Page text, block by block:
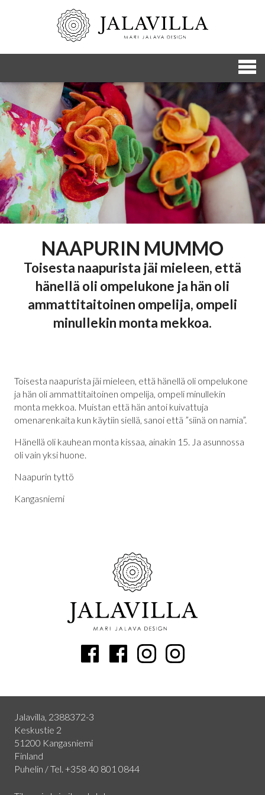
NAAPURIN MUMMO
Toisesta naapurista jäi mieleen, että
hänellä oli ompelukone ja hän oli
ammattitaitoinen ompelija, ompeli
minullekin monta mekkoa.
Toisesta naapurista jäi mieleen, että hänellä oli ompelukone
ja hän oli ammattitaitoinen ompelija, ompeli minullekin
monta mekkoa. Muistan että hän antoi kuivattuja
omenarenkaita kun käytiin siellä, sanoi että ”siinä on namia”.
Hänellä oli kauhean monta kissaa, ainakin 15. Ja asunnossa
oli vain yksi huone.
Naapurin tyttö
Kangasniemi
Jalavilla, 2388372-3
Keskustie 2
51200 Kangasniemi
Finland
Puhelin / Tel. +358 40 801 0844